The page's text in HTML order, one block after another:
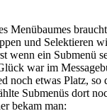
Menübaumes
und Selektieren
wenn ein Submenü
war im
noch etwas Platz, so
Submenüs dort
bekam man: